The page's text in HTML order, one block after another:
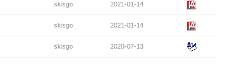
skisgo 2021-01-14
skisgo 2021-01-14
skisgo 2020-07-13